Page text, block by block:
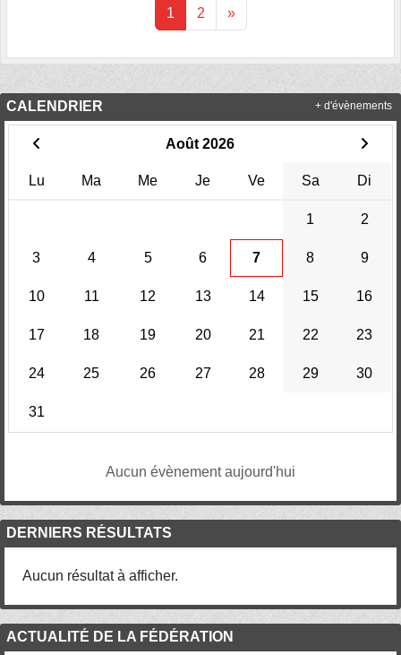
1 2 »
CALENDRIER
Août 2026
Lu Ma Me Je Ve Sa Di
1 2
3 4 5 6 7 8 9
10 11 12 13 14 15 16
17 18 19 20 21 22 23
24 25 26 27 28 29 30
31
Aucun évènement aujourd'hui
+ d'évènements
DERNIERS RÉSULTATS
Aucun résultat à afficher.
ACTUALITÉ DE LA FÉDÉRATION